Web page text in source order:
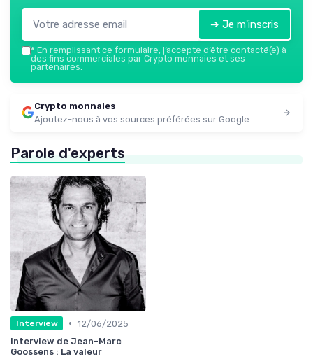
➔ Je m'inscris
* En remplissant ce formulaire, j’accepte d’être contacté(e) à
des fins commerciales par Crypto monnaies et ses
partenaires.
Crypto monnaies
Ajoutez-nous à vos sources préférées sur Google
Parole d'experts
Interview • 12/06/2025
Interview de Jean-Marc
Goossens : La valeur